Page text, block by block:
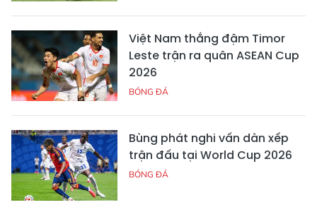
Việt Nam thắng đậm Timor
Leste trận ra quân ASEAN Cup
2026
BÓNG ĐÁ
Bùng phát nghi vấn dàn xếp
trận đấu tại World Cup 2026
BÓNG ĐÁ